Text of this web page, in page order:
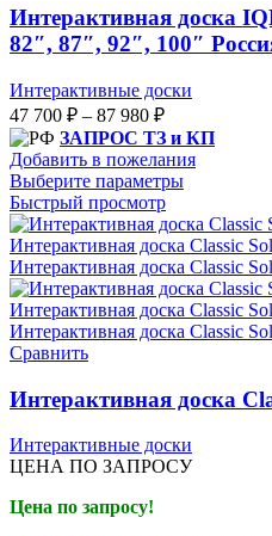
Интерактивная доска
82″, 87″, 92″, 100″
Интерактивные доски
47 700 ₽ – 87 980 ₽
ЗАПРОС ТЗ и КП
Добавить в пожелания
Выберите параметры
Быстрый просмотр
Сравнить
Интерактивная доска
Интерактивные доски
ЦЕНА ПО ЗАПРОСУ
Цена по запросу!